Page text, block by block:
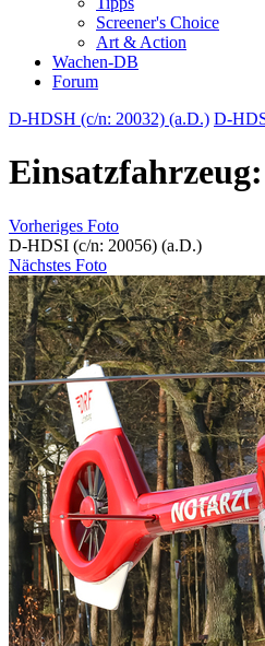
Screener's Choice
Art & Action
Wachen-DB
Forum
D-HDSH (c/n: 20032) (a.D.) D-
Vorheriges Foto
D-HDSI (c/n: 20056) (a.D.)
Nächstes Foto